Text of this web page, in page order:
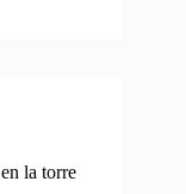
la torre